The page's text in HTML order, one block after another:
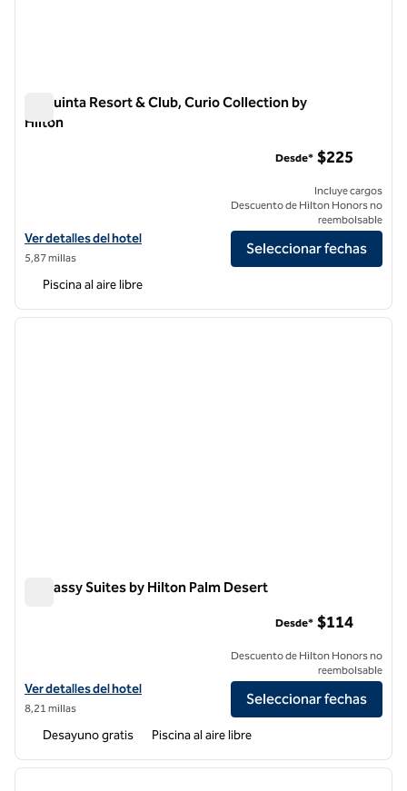
La Quinta Resort & Club, Curio Collection by
Hilton
Ver detalles del hotel La Quinta Resort & Club, Curio Collection by
Ver detalles del hotel
5,87 millas
Desde* $225
Incluye cargos
Descuento de Hilton Honors no
reembolsable
Seleccionar fechas
Piscina al aire libre
1 de 12
Embassy Suites by Hilton Palm Desert
Ver detalles del hotel Embassy Suites by Hilton Palm Desert
Ver detalles del hotel
8,21 millas
Desde* $114
Descuento de Hilton Honors no
reembolsable
Seleccionar fechas
Desayuno gratis Piscina al aire libre
1 de 12